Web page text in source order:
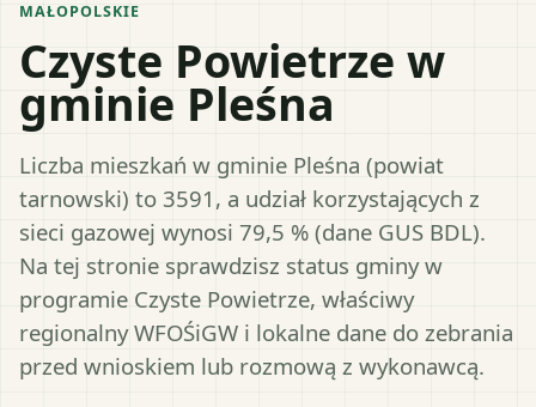
MAŁOPOLSKIE
Czyste Powietrze w
gminie Pleśna
Liczba mieszkań w gminie Pleśna (powiat
tarnowski) to 3591, a udział korzystających z
sieci gazowej wynosi 79,5 % (dane GUS BDL).
Na tej stronie sprawdzisz status gminy w
programie Czyste Powietrze, właściwy
regionalny WFOŚiGW i lokalne dane do zebrania
przed wnioskiem lub rozmową z wykonawcą.